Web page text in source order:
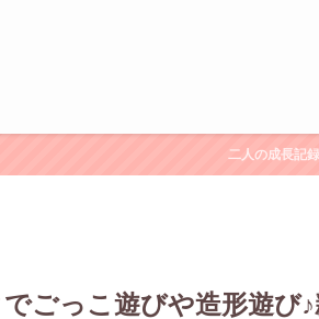
二人の成長記
ごっこ遊びや造形遊び